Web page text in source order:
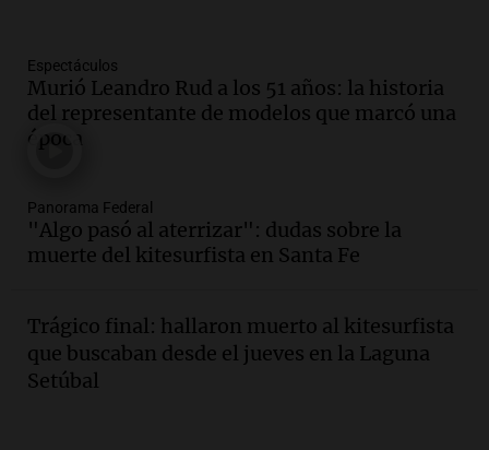
Audio.
la Bulaya abrirá sus puertas mañana con
diversas actividades y sorpresas
Panorama Federal
edificios y proyecta una casa del
estudiante con 48 municipios
involucrados
Episodios
Audio.1° gol de Rosario Central a
Aldosivi (Zalazar en contra) - relato
Gato Greco
Espectáculos
Murió Leandro Rud a los 51 años: la historia
del representante de modelos que marcó una
época
Panorama Federal
"Algo pasó al aterrizar": dudas sobre la
muerte del kitesurfista en Santa Fe
Trágico final: hallaron muerto al kitesurfista
que buscaban desde el jueves en la Laguna
Setúbal